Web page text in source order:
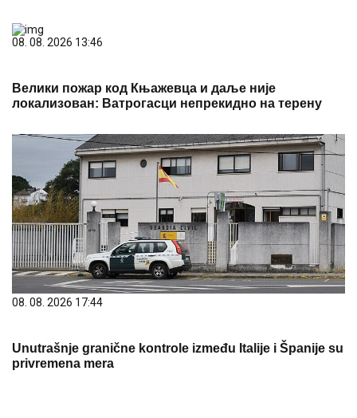
08. 08. 2026 13:46
Велики пожар код Књажевца и даље није
локализован: Ватрогасци непрекидно на терену
08. 08. 2026 17:44
Unutrašnje granične kontrole između Italije i Španije su
privremena mera